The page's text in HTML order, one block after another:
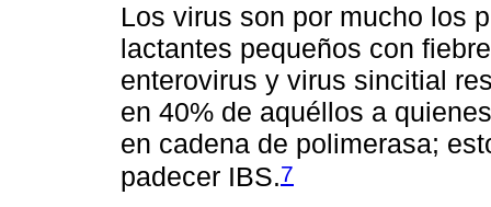
Los virus son por mucho los
lactantes pequeños con
enterovirus y virus sincitial
en 40% de aquéllos a
en cadena de polimerasa;
padecer IBS.7